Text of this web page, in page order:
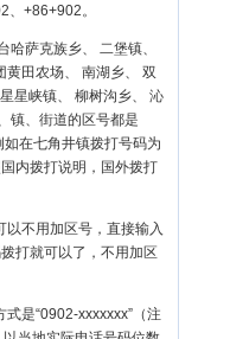
+86+902。
哈萨克族乡、 二堡镇、
黄田农场、 南湖乡、 双
星峡镇、 柳树沟乡、 沁
镇、街道的区号都是
在七角井镇拨打号码为
内拨打说明，国外拨打
以不用加区号，直接输入
打就可以了，不用加区
是“0902-xxxxxxx”（注